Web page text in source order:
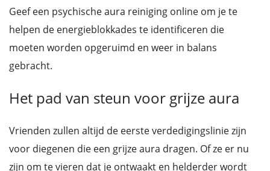
Geef een psychische aura reiniging online om je te
helpen de energieblokkades te identificeren die
moeten worden opgeruimd en weer in balans
gebracht.
Het pad van steun voor grijze aura
Vrienden zullen altijd de eerste verdedigingslinie zijn
voor diegenen die een grijze aura dragen. Of ze er nu
zijn om te vieren dat je ontwaakt en helderder wordt